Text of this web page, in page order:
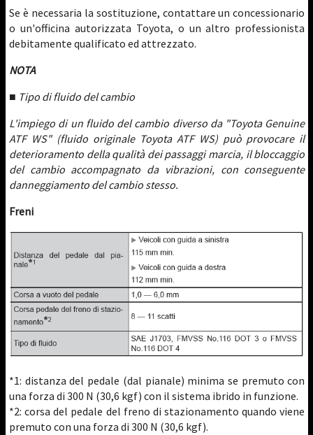
Se è necessaria la sostituzione, contattare un concessionario
o un'officina autorizzata Toyota, o un altro professionista
debitamente qualificato ed attrezzato.
NOTA
■ Tipo di fluido del cambio
L'impiego di un fluido del cambio diverso da "Toyota Genuine
ATF WS" (fluido originale Toyota ATF WS) può provocare il
deterioramento della qualità dei passaggi marcia, il bloccaggio
del cambio accompagnato da vibrazioni, con conseguente
danneggiamento del cambio stesso.
Freni
*1: distanza del pedale (dal pianale) minima se premuto con
una forza di 300 N (30,6 kgf) con il sistema ibrido in funzione.
*2: corsa del pedale del freno di stazionamento quando viene
premuto con una forza di 300 N (30,6 kgf).